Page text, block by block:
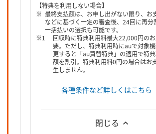
【特典を利用しない場合】
最終支払額は、お申し出がない限り、お
などに基づく一定の審査後、24回に再分
一括払いの選択も可能です。
回収時に特典利用料最大22,000円の
要。ただし、特典利用時にauで対象
更すると「au買替特典」の適用で特
額を割引。特典利用料0円の場合はお
生しません。
各種条件など詳しくはこちら
閉じる